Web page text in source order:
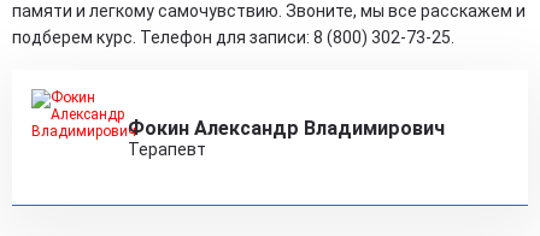
памяти и легкому самочувствию. Звоните, мы все расскажем и
подберем курс. Телефон для записи: 8 (800) 302-73-25.
Фокин Александр Владимирович
Терапевт